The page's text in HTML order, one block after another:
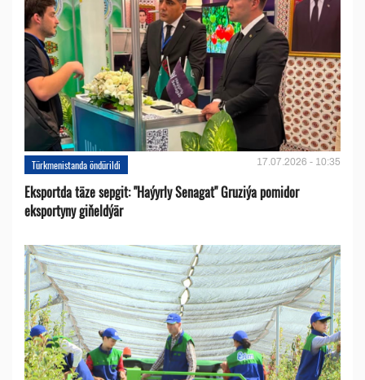
Türkmenistanda öndürildi 17.07.2026 - 10:35
Eksportda täze sepgit: "Haýyrly Senagat" Gruziýa pomidor
eksportyny giňeldýär